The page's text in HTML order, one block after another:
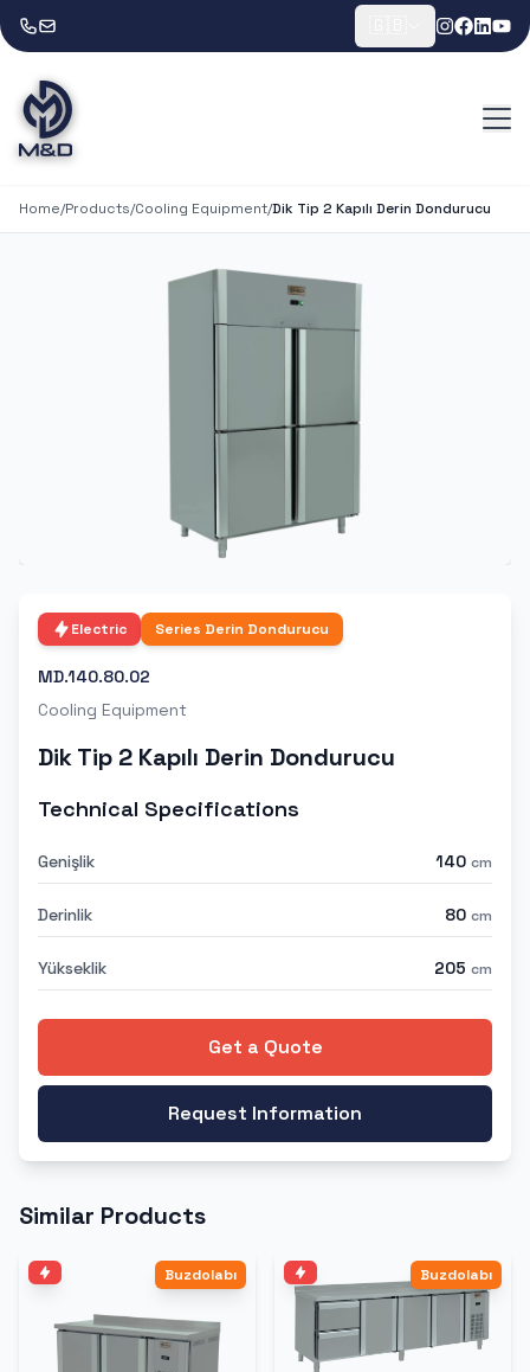
Home/Products/Cooling Equipment/Dik Tip 2 Kapılı Derin Dondurucu
Electric Series Derin Dondurucu
MD.140.80.02
Cooling Equipment
Dik Tip 2 Kapılı Derin Dondurucu
Technical Specifications
Genişlik 140 cm
Derinlik 80 cm
Yükseklik 205 cm
Get a Quote
Request Information
Similar Products
Buzdolabı Buzdolabı